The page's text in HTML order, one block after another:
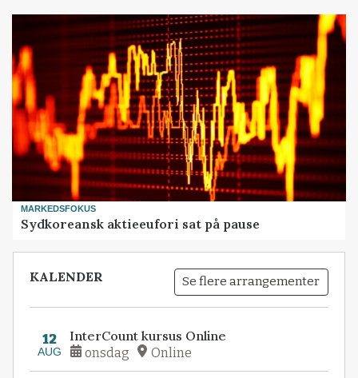
MARKEDSFOKUS
Sydkoreansk aktieeufori sat på pause
KALENDER Se flere arrangementer
12
AUG
InterCount kursus Online
onsdag Online